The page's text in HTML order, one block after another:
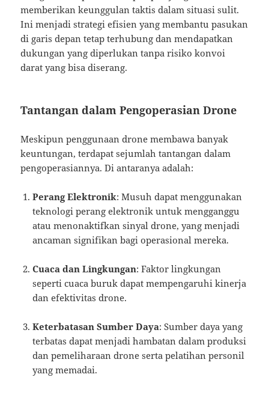
memberikan keunggulan taktis dalam situasi sulit.
Ini menjadi strategi efisien yang membantu pasukan
di garis depan tetap terhubung dan mendapatkan
dukungan yang diperlukan tanpa risiko konvoi
darat yang bisa diserang.
Tantangan dalam Pengoperasian Drone
Meskipun penggunaan drone membawa banyak
keuntungan, terdapat sejumlah tantangan dalam
pengoperasiannya. Di antaranya adalah:
Perang Elektronik: Musuh dapat menggunakan
teknologi perang elektronik untuk mengganggu
atau menonaktifkan sinyal drone, yang menjadi
ancaman signifikan bagi operasional mereka.
Cuaca dan Lingkungan: Faktor lingkungan
seperti cuaca buruk dapat mempengaruhi kinerja
dan efektivitas drone.
Keterbatasan Sumber Daya: Sumber daya yang
terbatas dapat menjadi hambatan dalam produksi
dan pemeliharaan drone serta pelatihan personil
yang memadai.